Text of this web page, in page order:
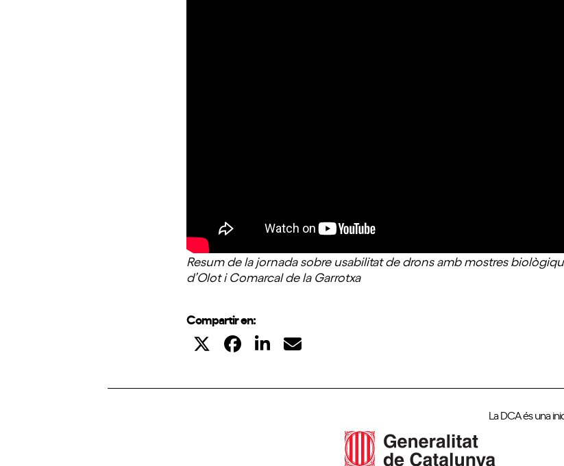
Resum de la jornada sobre usabilitat de drons amb mostres
d’Olot i Comarcal de la Garrotxa
Compartir en:
La DCA és una